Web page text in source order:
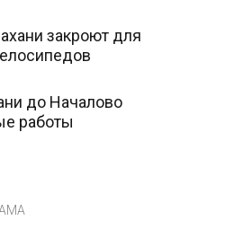
закроют для
до Началово
работы